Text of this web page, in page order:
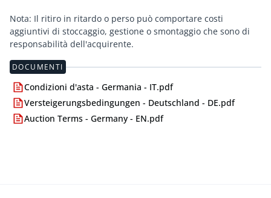
Nota: Il ritiro in ritardo o perso può comportare costi
aggiuntivi di stoccaggio, gestione o smontaggio che sono di
responsabilità dell'acquirente.
DOCUMENTI
Condizioni d'asta - Germania - IT.pdf
Versteigerungsbedingungen - Deutschland - DE.pdf
Auction Terms - Germany - EN.pdf